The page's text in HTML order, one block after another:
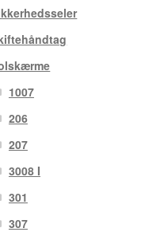
1007
206
207
3008 I
301
307